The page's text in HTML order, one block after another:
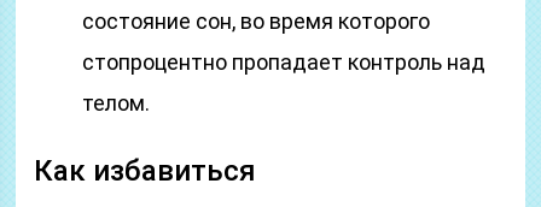
состояние сон, во время которого
стопроцентно пропадает контроль над
телом.
Как избавиться